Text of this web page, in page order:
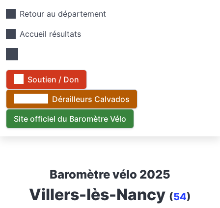
Retour au département
Accueil résultats
Soutien / Don
Dérailleurs Calvados
Site officiel du Baromètre Vélo
Baromètre vélo 2025
Villers-lès-Nancy (54)